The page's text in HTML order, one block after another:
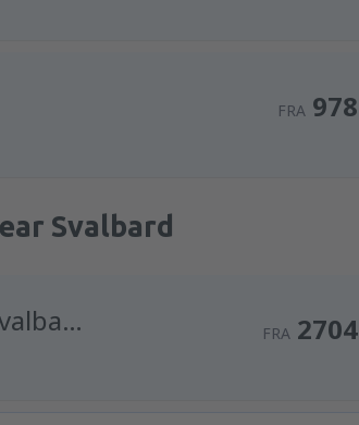
FRA 978
Svalbard
Longyearbyen Svalbard FRA 2704